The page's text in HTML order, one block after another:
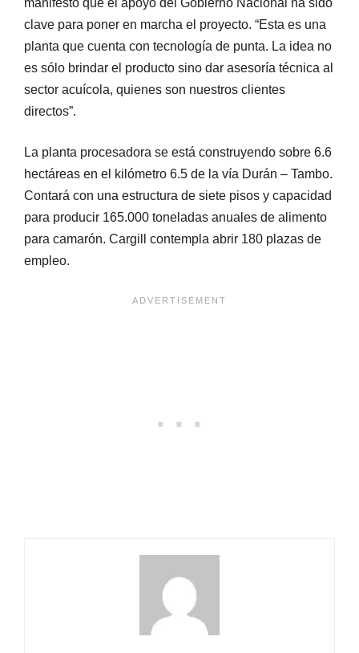
manifestó que el apoyo del Gobierno Nacional ha sido
clave para poner en marcha el proyecto. “Esta es una
planta que cuenta con tecnología de punta. La idea no
es sólo brindar el producto sino dar asesoría técnica al
sector acuícola, quienes son nuestros clientes
directos”.
La planta procesadora se está construyendo sobre 6.6
hectáreas en el kilómetro 6.5 de la vía Durán – Tambo.
Contará con una estructura de siete pisos y capacidad
para producir 165.000 toneladas anuales de alimento
para camarón. Cargill contempla abrir 180 plazas de
empleo.